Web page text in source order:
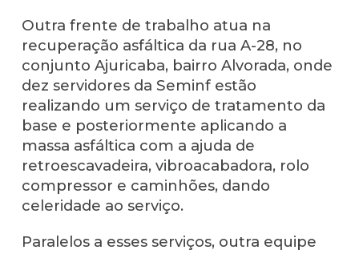
Outra frente de trabalho atua na
recuperação asfáltica da rua A-28, no
conjunto Ajuricaba, bairro Alvorada, onde
dez servidores da Seminf estão
realizando um serviço de tratamento da
base e posteriormente aplicando a
massa asfáltica com a ajuda de
retroescavadeira, vibroacabadora, rolo
compressor e caminhões, dando
celeridade ao serviço.
Paralelos a esses serviços, outra equipe